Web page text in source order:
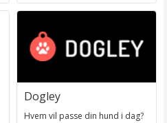
Dogley
Hvem vil passe din hund i dag?